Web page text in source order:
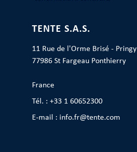
TENTE S.A.S.
11 Rue de l'Orme Brisé - Pringy
77986 St Fargeau Ponthierry
France
Tél. : +33 1 60652300
E-mail : info.fr@tente.com